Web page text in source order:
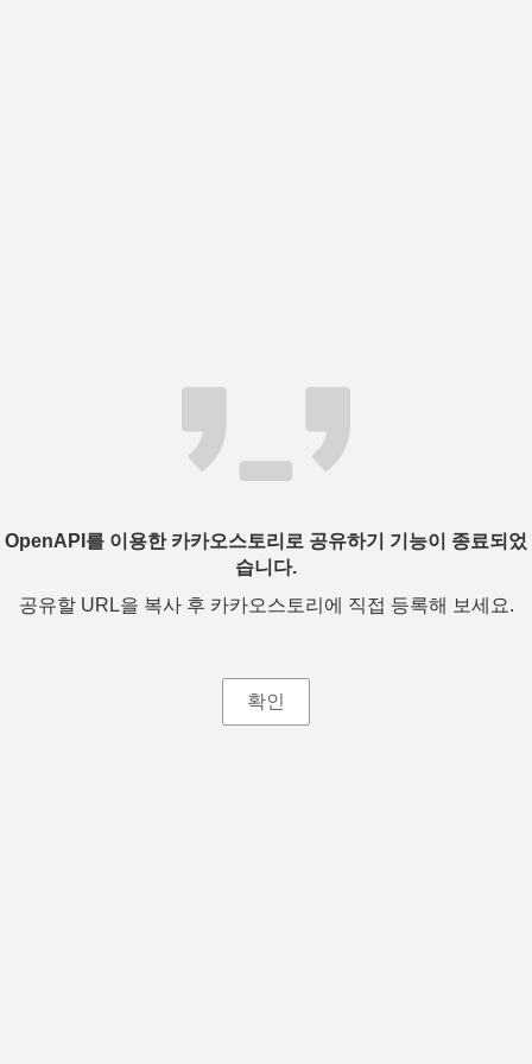
OpenAPI를 이용한 카카오스토리로 공유하기 기능이 종료되었
습니다.
공유할 URL을 복사 후 카카오스토리에 직접 등록해 보세요.
확인